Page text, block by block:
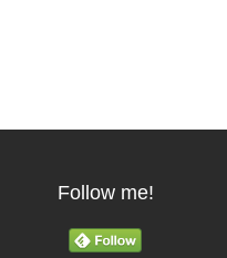
Follow me!